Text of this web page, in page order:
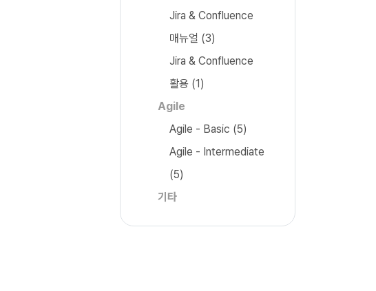
Jira & Confluence
매뉴얼 (3)
Jira & Confluence
활용 (1)
Agile
Agile - Basic (5)
Agile - Intermediate
(5)
기타